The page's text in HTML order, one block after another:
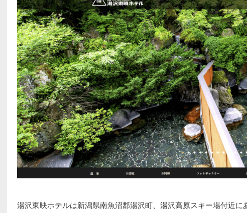
湯沢東映ホテルは新潟県南魚沼郡湯沢町、湯沢高原スキー場付近